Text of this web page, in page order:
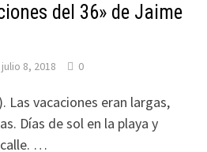
del 36» de Jaime
julio 8, 2018 0
Las vacaciones eran largas,
Días de sol en la playa y
calle. …